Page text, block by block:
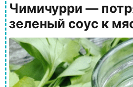
Чимичурри —
зеленый соус к